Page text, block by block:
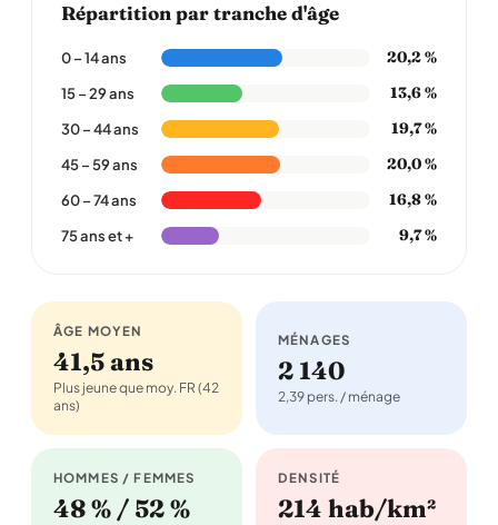
Répartition par tranche d'âge
0 – 14 ans 20,2 %
15 – 29 ans 13,6 %
30 – 44 ans 19,7 %
45 – 59 ans 20,0 %
60 – 74 ans 16,8 %
75 ans et + 9,7 %
ÂGE MOYEN
41,5 ans
Plus jeune que moy. FR (42
ans)
MÉNAGES
2 140
2,39 pers. / ménage
HOMMES / FEMMES
48 % / 52 %
DENSITÉ
214 hab/km²